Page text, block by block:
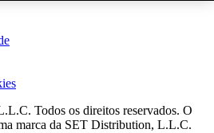
Todos os direitos reservados. O
marca da SET Distribution, L.L.C.